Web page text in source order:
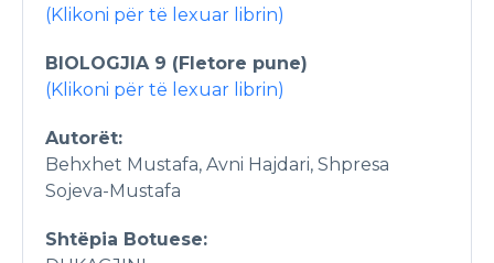
(Klikoni për të lexuar librin)
BIOLOGJIA 9 (Fletore pune)
(Klikoni për të lexuar librin)
Autorët:
Behxhet Mustafa, Avni Hajdari, Shpresa
Sojeva-Mustafa
Shtëpia Botuese: